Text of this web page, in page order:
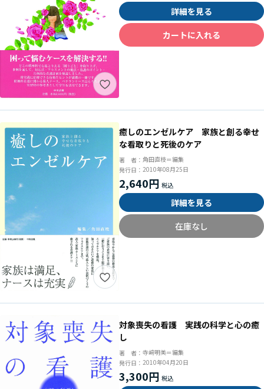
詳細を見る
カートに入れる
癒しのエンゼルケア 家族と創る幸せ
な看取りと死後のケア
著 者： 角田直枝＝編集
発行日： 2010年08月25日
2,640円
詳細を見る
在庫なし
対象喪失の看護 実践の科学と心の癒
し
著 者： 寺﨑明美＝編集
発行日： 2010年04月20日
3,300円